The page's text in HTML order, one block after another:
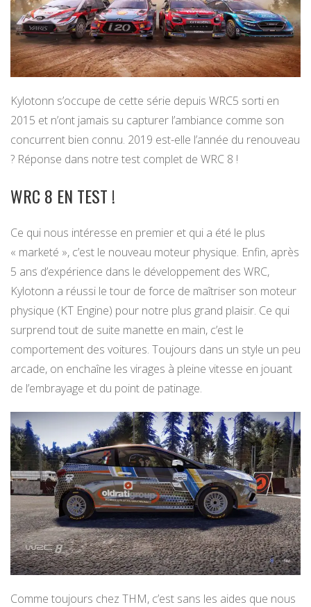
Kylotonn s’occupe de cette série depuis WRC5 sorti en
2015 et n’ont jamais su capturer l’ambiance comme son
concurrent bien connu. 2019 est-elle l’année du renouveau
? Réponse dans notre test complet de WRC 8 !
WRC 8 EN TEST !
Ce qui nous intéresse en premier et qui a été le plus
« marketé », c’est le nouveau moteur physique. Enfin, après
5 ans d’expérience dans le développement des WRC,
Kylotonn a réussi le tour de force de maîtriser son moteur
physique (KT Engine) pour notre plus grand plaisir. Ce qui
surprend tout de suite manette en main, c’est le
comportement des voitures. Toujours dans un style un peu
arcade, on enchaîne les virages à pleine vitesse en jouant
de l’embrayage et du point de patinage.
Comme toujours chez THM, c’est sans les aides que nous